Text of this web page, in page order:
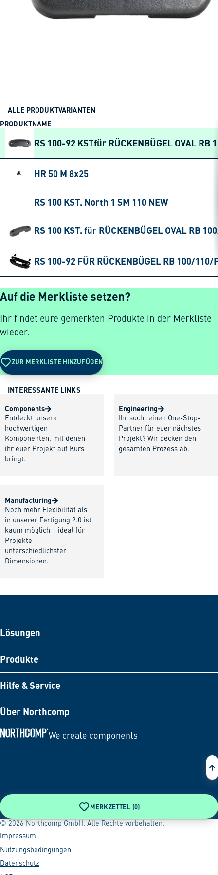
ALLE PRODUKTVARIANTEN
PRODUKTNAME
RS 100-92 KSTfür RÜCKENBÜGEL OVAL RB
HR 50 M 8x25
RS 100 KST. North 1 SM 110 NEW
RS 100 KST. für RÜCKENBÜGEL OVAL RB
RS 100-92 FÜR RÜCKENBÜGEL RB 100/110/
Auf die Merkliste setzen?
Ihr findet eure gemerkten Produkte in der Merkliste
wieder.
ZUR MERKLISTE HINZUFÜGEN
INTERESSANTE LINKS
Components
Entdeckt unsere
hochwertigen
Komponenten, mit denen
ihr euer Projekt auf Kurs
bringt.
Engineering
Ihr sucht einen One-Stop-
Partner für euer nächstes
Projekt? Wir decken den
gesamten Prozess ab.
Manufacturing
Noch mehr Flexibilität als
in unserer Fertigung 2.0 ist
kaum möglich – ideal für
Projekte
unterschiedlichster
Dimensionen.
Lösungen
Produkte
Hilfe & Service
Über Northcomp
We create components
MERKZETTEL (0)
© 2026 Northcomp GmbH. Alle Rechte vorbehalten.
Impressum
Nutzungsbedingungen
Datenschutz